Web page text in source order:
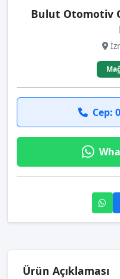
Bulut Otomotiv
Cep:
Ürün Açıklaması